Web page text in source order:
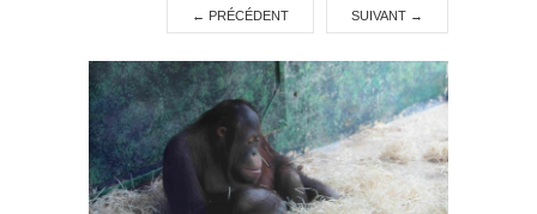
← PRÉCÉDENT SUIVANT →